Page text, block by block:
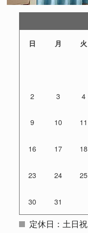
日 月 火
2 3 4
9 10 11
16 17 18
23 24 25
30 31
定休日：土日祝